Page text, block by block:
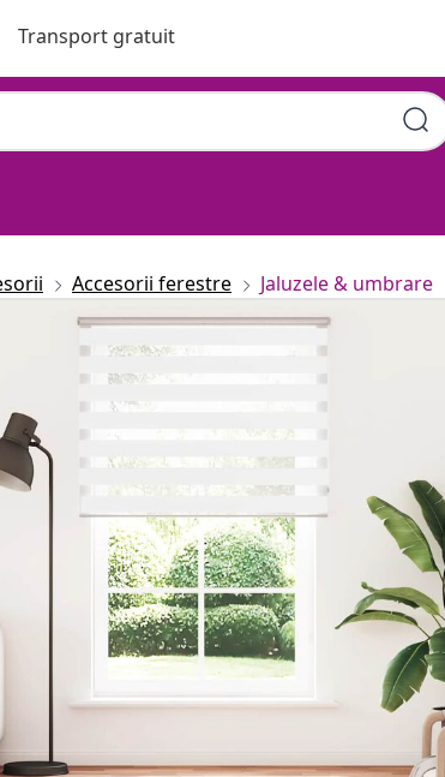
Transport gratuit
Accesorii ferestre Jaluzele & umbrare